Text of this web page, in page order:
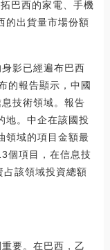
巴西的家電、手機
的出貨量市場份額
影已經遍布巴西
的報告顯示，中國
技術領域。報告
地。中企在該國投
領域的項目金額最
個項目，在信息技
該領域投資總額
要。在巴西，乙